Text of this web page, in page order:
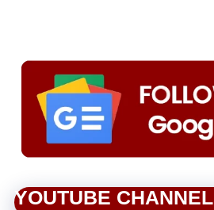
YOUTUBE CHANNEL